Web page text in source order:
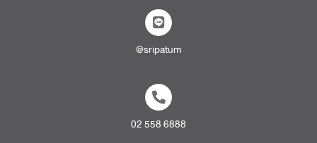
@sripatum
02 558 6888